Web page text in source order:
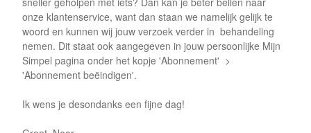
onze klantenservice, want dan staan we namelijk gelijk te
woord en kunnen wij jouw verzoek verder in behandeling
nemen. Dit staat ook aangegeven in jouw persoonlijke Mijn
Simpel pagina onder het kopje 'Abonnement' >
'Abonnement beëindigen'.
Ik wens je desondanks een fijne dag!